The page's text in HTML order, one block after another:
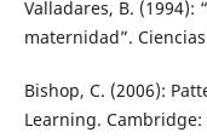
Valladares, B. (1994):
maternidad”.
Bishop, C. (2006):
Learning.